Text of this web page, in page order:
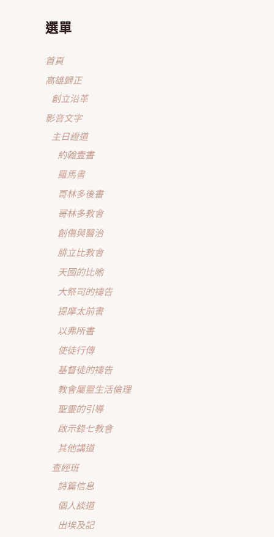
選單
首頁
高雄歸正
創立沿革
影音文字
主日證道
約翰壹書
羅馬書
哥林多後書
哥林多教會
創傷與醫治
腓立比教會
天國的比喻
大祭司的禱告
提摩太前書
以弗所書
使徒行傳
基督徒的禱告
教會屬靈生活倫理
聖靈的引導
啟示錄七教會
其他講道
查經班
詩篇信息
個人談道
出埃及記